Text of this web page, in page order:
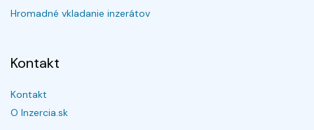
Hromadné vkladanie inzerátov
Kontakt
Kontakt
O Inzercia.sk